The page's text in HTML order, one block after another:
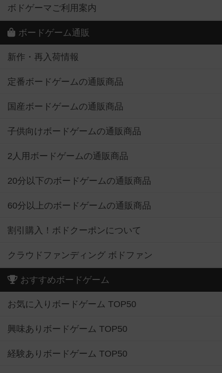
ボドゲーマご利用案内
ボードゲーム通販
新作・再入荷情報
定番ボードゲームの通販商品
国産ボードゲームの通販商品
子供向けボードゲームの通販商品
2人用ボードゲームの通販商品
20分以下のボードゲームの通販商品
60分以上のボードゲームの通販商品
割引購入！ボドクーポンについて
クラウドファンディング ボドファン
おすすめボードゲーム
お気に入りボードゲーム TOP50
興味ありボードゲーム TOP50
経験ありボードゲーム TOP50